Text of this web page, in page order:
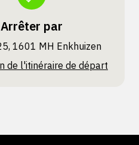
Arrêter par
1601 MH Enkhuizen
de l'itinéraire de départ